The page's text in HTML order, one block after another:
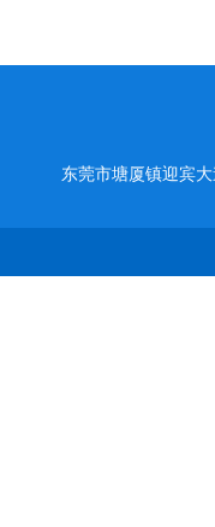
东莞市塘厦镇迎宾